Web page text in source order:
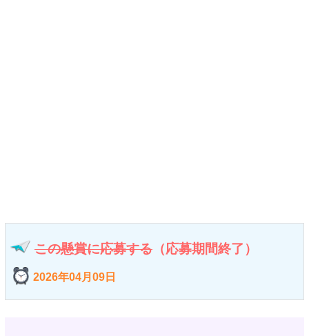
この懸賞に応募する （応募期間終了）
2026年04月09日